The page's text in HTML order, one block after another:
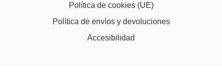
Política de cookies (UE)
Política de envíos y devoluciones
Accesibilidad